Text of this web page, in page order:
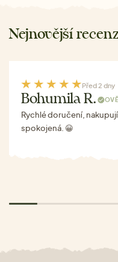
Nejnovější
Před 2 dny
Bohumila R.
Rychlé doručení,
spokojená. 😀